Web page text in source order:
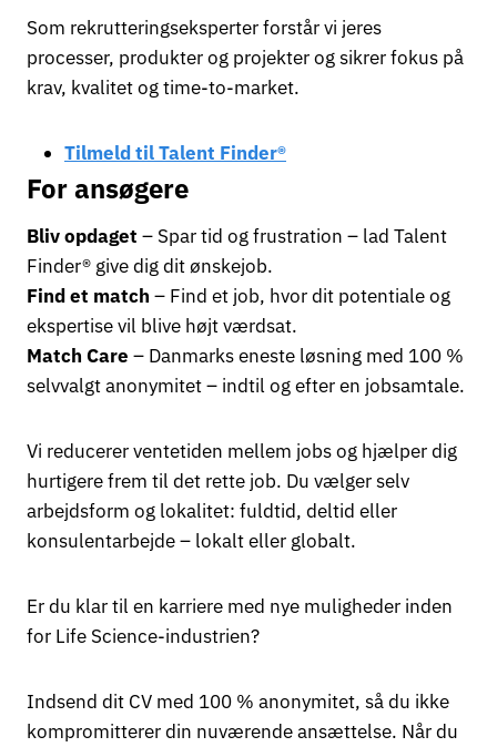
Som rekrutteringseksperter forstår vi jeres
processer, produkter og projekter og sikrer fokus på
krav, kvalitet og time-to-market.
Tilmeld til Talent Finder®
For ansøgere
Bliv opdaget – Spar tid og frustration – lad Talent
Finder® give dig dit ønskejob.
Find et match – Find et job, hvor dit potentiale og
ekspertise vil blive højt værdsat.
Match Care – Danmarks eneste løsning med 100 %
selvvalgt anonymitet – indtil og efter en jobsamtale.
Vi reducerer ventetiden mellem jobs og hjælper dig
hurtigere frem til det rette job. Du vælger selv
arbejdsform og lokalitet: fuldtid, deltid eller
konsulentarbejde – lokalt eller globalt.
Er du klar til en karriere med nye muligheder inden
for Life Science-industrien?
Indsend dit CV med 100 % anonymitet, så du ikke
kompromitterer din nuværende ansættelse. Når du